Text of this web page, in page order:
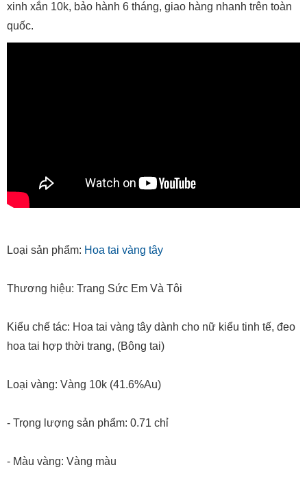
xinh xắn 10k, bảo hành 6 tháng, giao hàng nhanh trên toàn
quốc.
Loại sản phẩm: Hoa tai vàng tây
Thương hiệu: Trang Sức Em Và Tôi
Kiểu chế tác: Hoa tai vàng tây dành cho nữ kiểu tinh tế, đeo
hoa tai hợp thời trang, (Bông tai)
Loại vàng: Vàng 10k (41.6%Au)
- Trọng lượng sản phẩm: 0.71 chỉ
- Màu vàng: Vàng màu